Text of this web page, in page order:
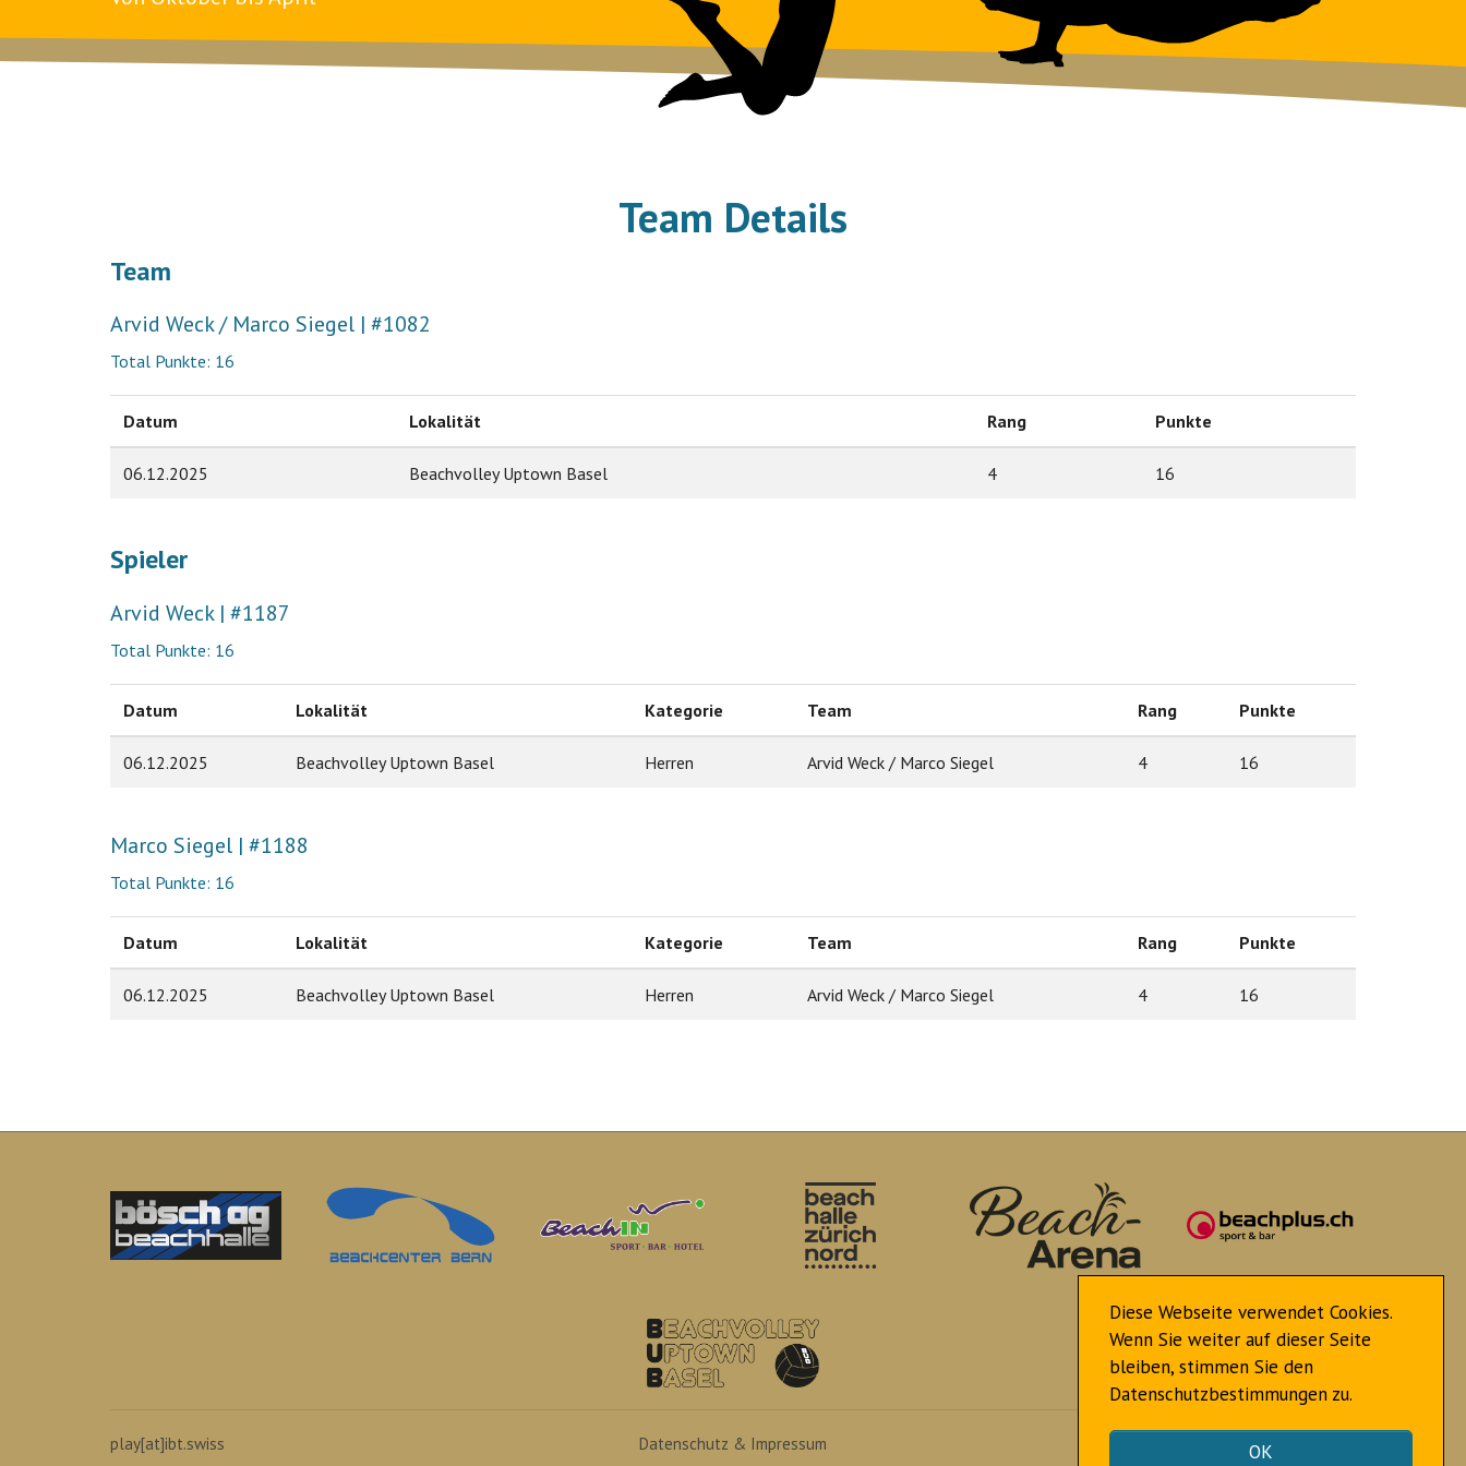
Diese Webseite verwendet Cookies.
Wenn Sie weiter auf dieser Seite
bleiben, stimmen Sie den
Datenschutzbestimmungen zu.
OK
Team Details
Team
Arvid Weck / Marco Siegel | #1082
Total Punkte: 16
Datum Lokalität Rang Punkte
06.12.2025 Beachvolley Uptown Basel 4 16
Spieler
Arvid Weck | #1187
Total Punkte: 16
Datum Lokalität Kategorie Team Rang Punkte
06.12.2025 Beachvolley Uptown Basel Herren Arvid Weck / Marco Siegel 4 16
Marco Siegel | #1188
Total Punkte: 16
Datum Lokalität Kategorie Team Rang Punkte
06.12.2025 Beachvolley Uptown Basel Herren Arvid Weck / Marco Siegel 4 16
play[at]ibt.swiss Datenschutz & Impressum